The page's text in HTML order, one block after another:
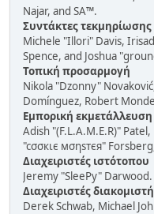
Najar, and SA™.
Συντάκτες τεκμηρίωσης
Michele "Illori" Davis,
Spence, and Joshua
Τοπική προσαρμογή
Nikola "Dzonny"
Domínguez, Robert
Εμπορική εκμετάλλευση
Adish "(F.L.A.M.E.R)"
"cσσкιє мσηѕтєя"
Διαχειριστές ιστότοπου
Jeremy "SleePy" Darwood.
Διαχειριστές διακομιστή
Derek Schwab, Michael